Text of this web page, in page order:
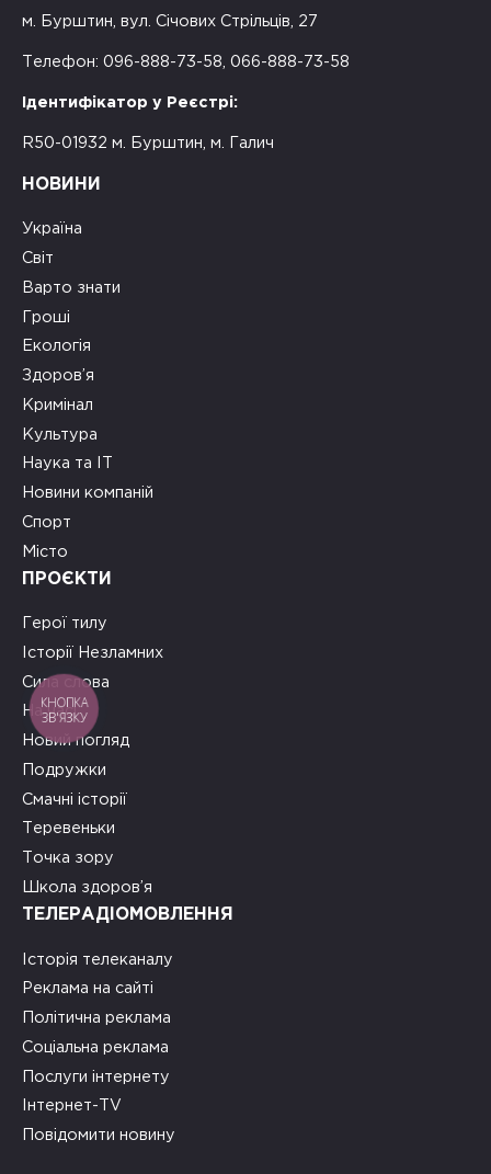
м. Бурштин, вул. Січових Стрільців, 27
Телефон: 096-888-73-58, 066-888-73-58
Ідентифікатор у Реєстрі:
R50-01932 м. Бурштин, м. Галич
НОВИНИ
Україна
Світ
Варто знати
Гроші
Екологія
Здоров’я
Кримінал
Культура
Наука та ІТ
Новини компаній
Спорт
Місто
ПРОЄКТИ
Герої тилу
Історії Незламних
Сила слова
На часі
Новий погляд
Подружки
Смачні історії
Теревеньки
Точка зору
Школа здоров’я
ТЕЛЕРАДІОМОВЛЕННЯ
Історія телеканалу
Реклама на сайті
Політична реклама
Соціальна реклама
Послуги інтернету
Інтернет-TV
Повідомити новину
КНОПКА
ЗВ'ЯЗКУ